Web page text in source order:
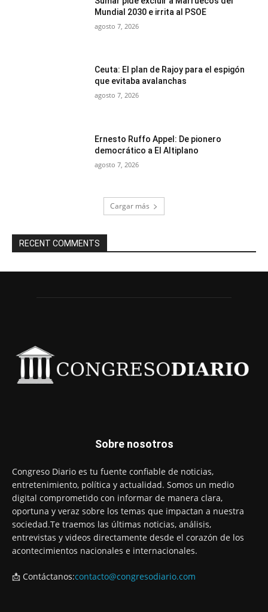
Mundial 2030 e irrita al PSOE
agosto 7, 2026
Ceuta: El plan de Rajoy para el espigón
que evitaba avalanchas
agosto 7, 2026
Ernesto Ruffo Appel: De pionero
democrático a El Altiplano
agosto 7, 2026
Cargar más
RECENT COMMENTS
Sobre nosotros
Congreso Diario es tu fuente confiable de noticias,
entretenimiento, política y actualidad. Somos un medio
digital comprometido con informar de manera clara,
oportuna y veraz sobre los temas que impactan a nuestra
sociedad.Te traemos las últimas noticias, análisis,
entrevistas y videos directamente desde el corazón de los
acontecimientos nacionales e internacionales.
📩 Contáctanos:contacto@congresodiario.com